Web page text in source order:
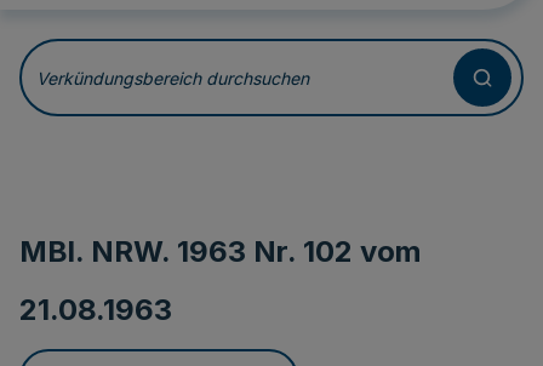
Verkündungsbereich durchsuchen
MBl. NRW. 1963 Nr. 102 vom
21.08.1963